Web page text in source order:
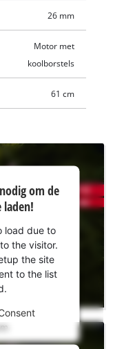
26 mm
Motor met
koolborstels
61 cm
om de
laden!
load due to
the visitor.
the site
to the list